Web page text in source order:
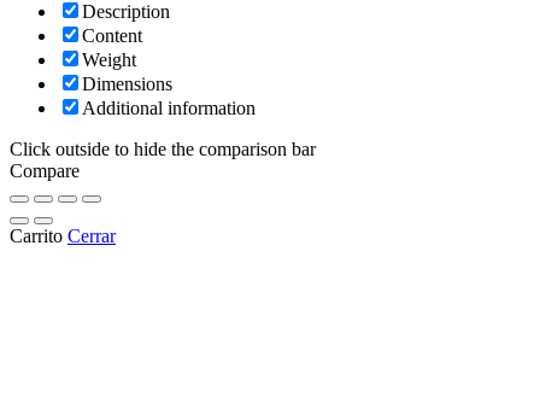
Description
Content
Weight
Dimensions
Additional information
Click outside to hide the comparison bar
Compare
Carrito Cerrar